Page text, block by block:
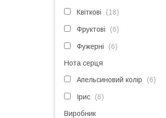
Квіткові 18
Фруктові 6
Фужерні 6
Нота серця
Апельсиновий колір 6
Ірис 6
Виробник